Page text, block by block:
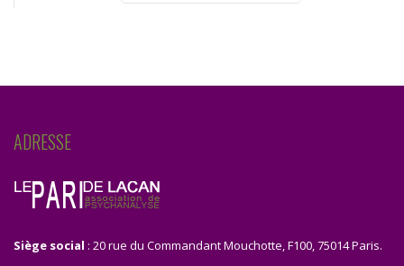
ADRESSE
Siège social : 20 rue du Commandant Mouchotte, F100, 75014 Paris.